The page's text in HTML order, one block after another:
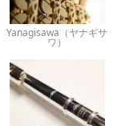
Yanagisawa（ヤナギサ
ワ）